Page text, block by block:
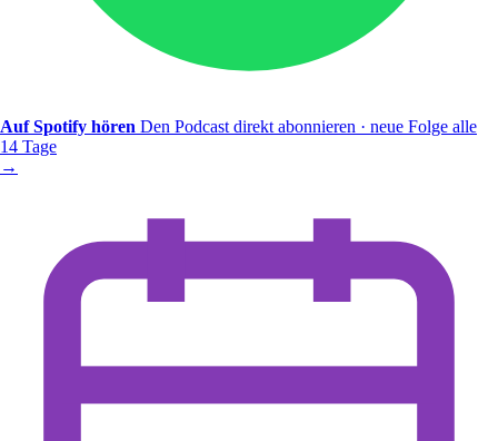
Auf Spotify hören Den Podcast direkt abonnieren · neue Folge alle
14 Tage
→